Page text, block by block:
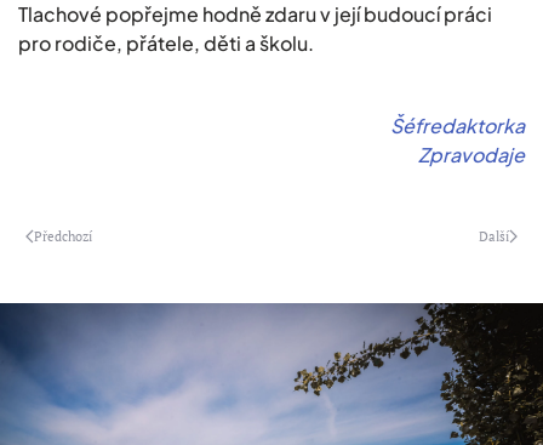
Tlachové popřejme hodně zdaru v její budoucí práci
pro rodiče, přátele, děti a školu.
Šéfredaktorka
Zpravodaje
Předchozí Další